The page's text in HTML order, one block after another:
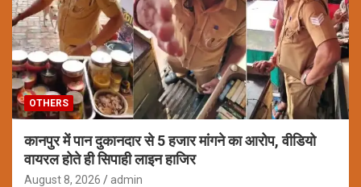
OTHERS
कानपुर में पान दुकानदार से 5 हजार मांगने का आरोप, वीडियो
वायरल होते ही सिपाही लाइन हाजिर
August 8, 2026 admin